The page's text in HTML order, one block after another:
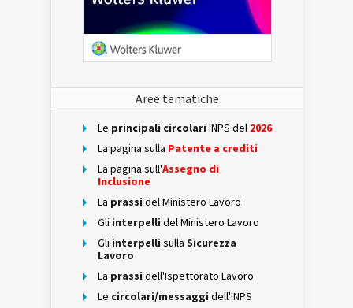
Aree tematiche
Le principali circolari INPS del 2026
La pagina sulla Patente a crediti
La pagina sull'Assegno di
Inclusione
La prassi del Ministero Lavoro
Gli interpelli del Ministero Lavoro
Gli interpelli sulla Sicurezza
Lavoro
La prassi dell'Ispettorato Lavoro
Le circolari/messaggi dell'INPS